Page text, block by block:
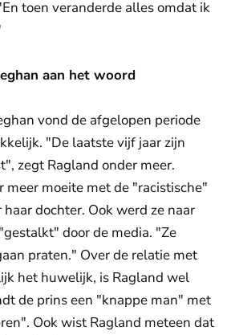
toen veranderde alles omdat ik
aan het woord
vond de afgelopen periode
"De laatste vijf jaar zijn
zegt Ragland onder meer.
meer moeite met de "racistische"
dochter. Ook werd ze naar
door de media. "Ze
praten." Over de relatie met
het huwelijk, is Ragland wel
de prins een "knappe man" met
Ook wist Ragland meteen dat